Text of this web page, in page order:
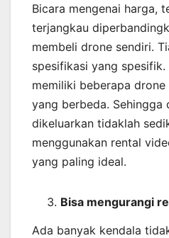
Bicara mengenai harga,
terjangkau
membeli drone sendiri.
spesifikasi yang
memiliki beberapa
yang berbeda. Sehingga
dikeluarkan tidaklah
menggunakan rental
yang paling ideal.
Bisa mengurangi
Ada banyak kendala